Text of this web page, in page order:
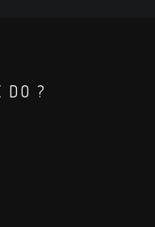
DO ?